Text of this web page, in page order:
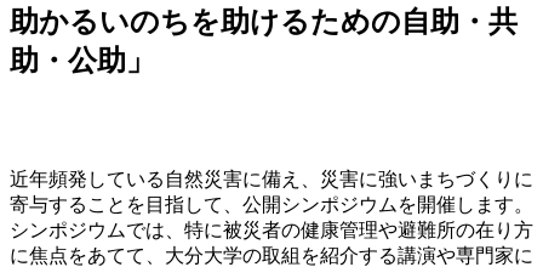
助かるいのちを助けるための自助・共
助・公助」
近年頻発している自然災害に備え、災害に強いまちづくりに
寄与することを目指して、公開シンポジウムを開催します。
シンポジウムでは、特に被災者の健康管理や避難所の在り方
に焦点をあてて、大分大学の取組を紹介する講演や専門家に